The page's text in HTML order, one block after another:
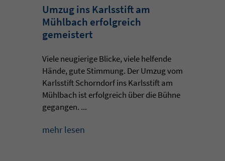
Umzug ins Karlsstift am
Mühlbach erfolgreich
gemeistert
Viele neugierige Blicke, viele helfende
Hände, gute Stimmung. Der Umzug vom
Karlsstift Schorndorf ins Karlsstift am
Mühlbach ist erfolgreich über die Bühne
gegangen. ...
mehr lesen